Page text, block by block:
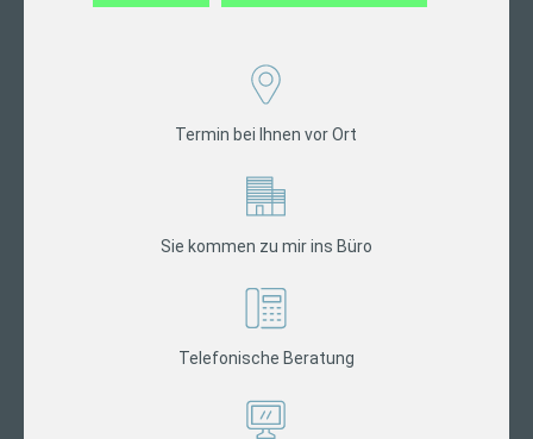
Termin bei Ihnen vor Ort
Sie kommen zu mir ins Büro
Telefonische Beratung